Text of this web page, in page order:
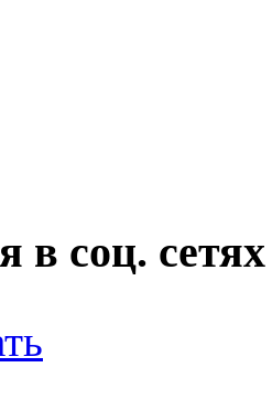
в соц. сетях